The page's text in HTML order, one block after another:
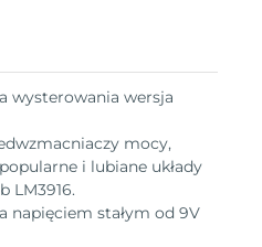
wysterowania wersja
mocy,
i lubiane układy
LM3916.
napięciem stałym od 9V